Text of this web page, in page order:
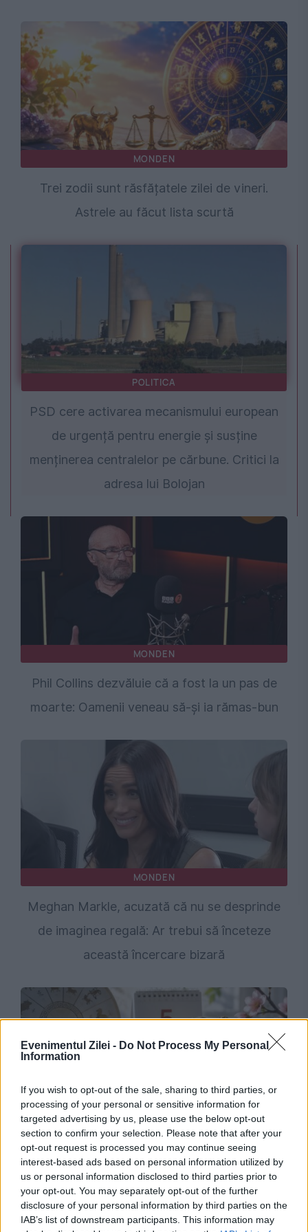
Evenimentul Zilei - Do Not Process My Personal
Information
If you wish to opt-out of the sale, sharing to third parties, or
processing of your personal or sensitive information for
targeted advertising by us, please use the below opt-out
section to confirm your selection. Please note that after your
opt-out request is processed you may continue seeing
interest-based ads based on personal information utilized by
us or personal information disclosed to third parties prior to
your opt-out. You may separately opt-out of the further
disclosure of your personal information by third parties on the
IAB’s list of downstream participants. This information may
MONDEN
Trei zodii sunt răsfățatele zilei de vineri.
Astrele au făcut lista scurtă
POLITICA
PSD cere activarea mecanismului european
de urgență pentru energie și susține
menținerea centralelor pe cărbune. Critici la
adresa lui Bolojan
MONDEN
Phil Collins dezvăluie că a fost la un pas de
moarte: Oamenii veneau să-și ia rămas-bun
MONDEN
Meghan Markle, acuzată că nu se desprinde
de imaginea regală: Ar trebui să înceteze
această încercare bizară
MONDEN
Patru zodii pentru care lucrurile încep să se
așeze pe 5 august. Vești bune pentru bani,
carieră și dragoste